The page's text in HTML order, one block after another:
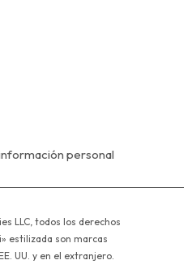
personal
LLC, todos los derechos
estilizada son marcas
UU. y en el extranjero.